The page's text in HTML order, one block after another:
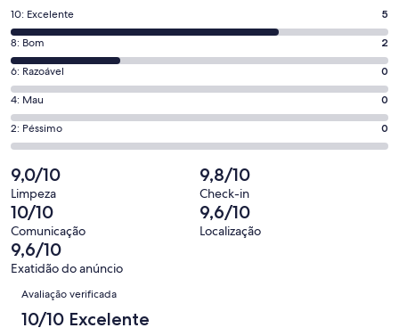
nova
janela
Pontuação
de
10,
o
que
significa
“Excelente”.
5
de
7
avaliações.
10: Excelente 5
Pontuação
de
8,
o
que
significa
2
de
7
avaliações.
8: Bom 2
Pontuação
de
6,
o
que
significa
“Razoável”.
0
de
7
avaliações.
6: Razoável 0
Pontuação
de
4,
que
significa
“Mau”.
0
de
7
avaliações.
4: Mau 0
Pontuação
de
2,
o
que
significa
“Péssimo”.
0
avaliações.
2: Péssimo 0
9,0/10
Limpeza
9,8/10
Check-in
10/10
Comunicação
9,6/10
Localização
9,6/10
Exatidão do anúncio
Avaliações
Avaliação verificada
10/10 Excelente